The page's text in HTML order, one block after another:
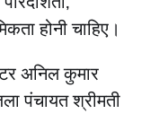
होनी चाहिए।
अनिल कुमार
पंचायत श्रीमती